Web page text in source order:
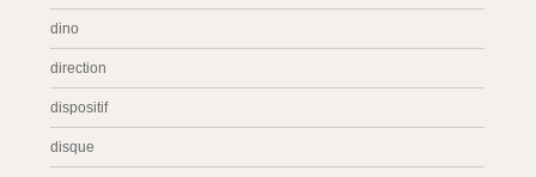
dino
direction
dispositif
disque